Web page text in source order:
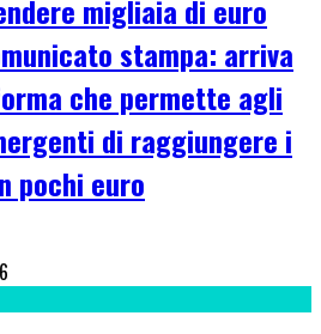
migliaia di euro
stampa: arriva
che permette agli
di raggiungere i
pochi euro